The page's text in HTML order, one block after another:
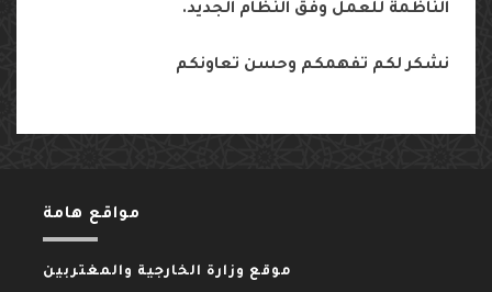
الناظمة للعمل وفق النظام الجديد.
نشكر لكم تفهمكم وحسن تعاونكم
مواقع هامة
موقع وزارة الخارجية والمغتربين